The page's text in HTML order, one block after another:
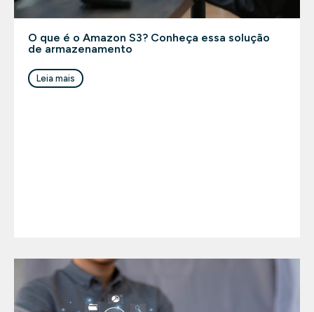
O que é o Amazon S3? Conheça essa solução
de armazenamento
Leia mais